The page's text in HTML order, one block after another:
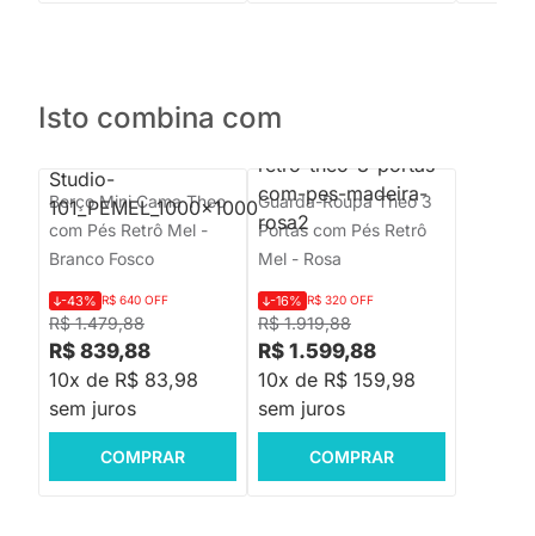
Isto combina com
Berço Mini Cama Theo
com Pés Retrô Mel -
Branco Fosco
R$ 1.479,88
-43% R$ 640 OFF
R$ 839,88
10x de R$ 83,98
sem juros
COMPRAR
Guarda-Roupa Theo 3
Portas com Pés Retrô
Mel - Rosa
R$ 1.919,88
-16% R$ 320 OFF
R$ 1.599,88
10x de R$ 159,98
sem juros
COMPRAR